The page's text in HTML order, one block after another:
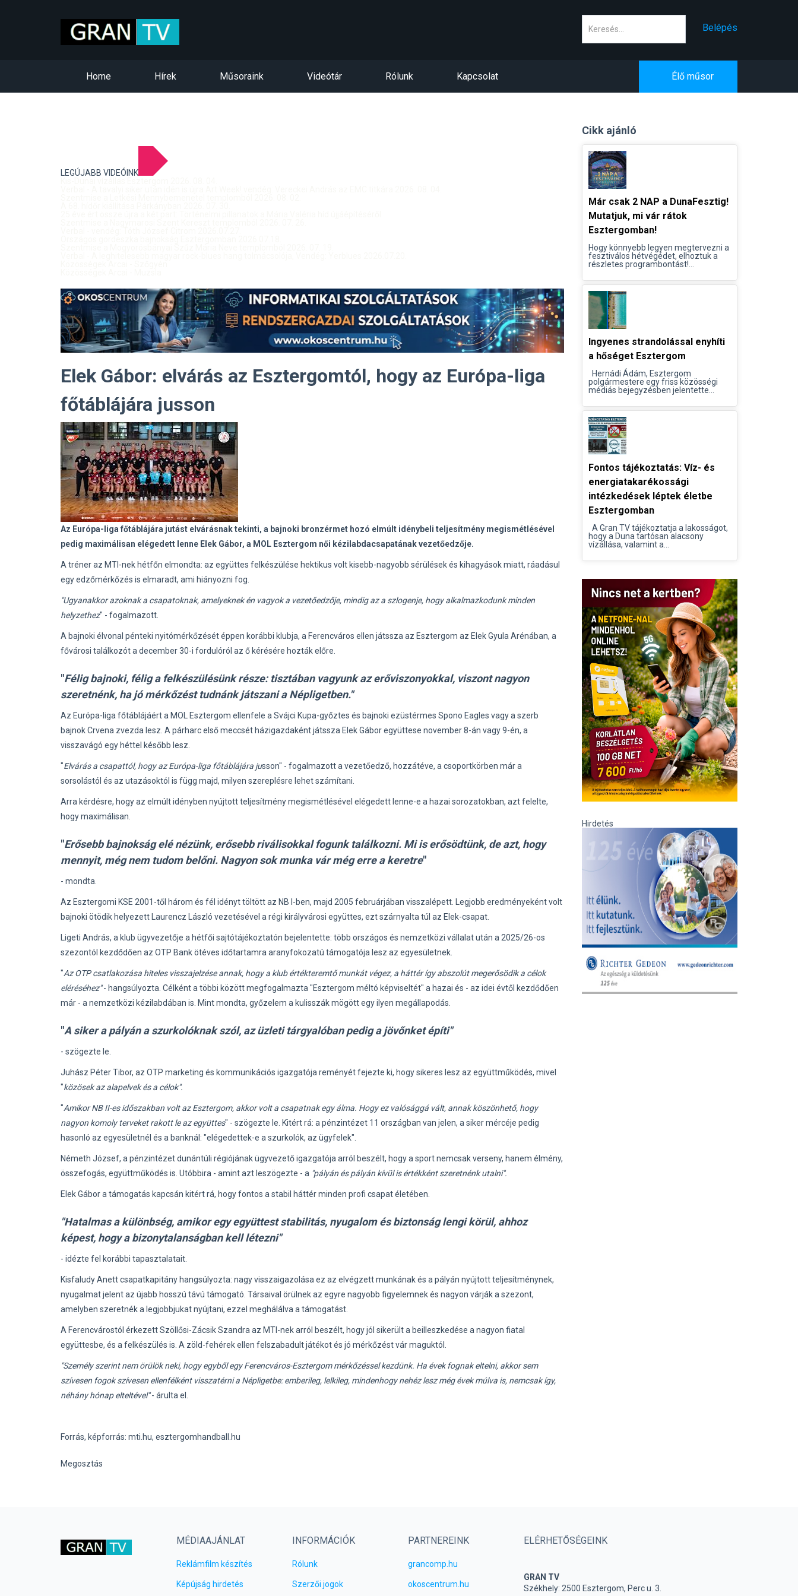
Belépés
Home Hírek Műsoraink Videótár Rólunk Kapcsolat Élő műsor
LEGÚJABB VIDEÓINK
Elek Gábor: elvárás az Esztergomtól, hogy az Európa-liga
főtáblájára jusson
Az Európa-liga főtáblájára jutást elvárásnak tekinti, a bajnoki bronzérmet hozó elmúlt idénybeli teljesítmény megismétlésével
pedig maximálisan elégedett lenne Elek Gábor, a MOL Esztergom női kézilabdacsapatának vezetőedzője.
A tréner az MTI-nek hétfőn elmondta: az együttes felkészülése hektikus volt kisebb-nagyobb sérülések és kihagyások miatt, ráadásul
egy edzőmérkőzés is elmaradt, ami hiányozni fog.
"Ugyanakkor azoknak a csapatoknak, amelyeknek én vagyok a vezetőedzője, mindig az a szlogenje, hogy alkalmazkodunk minden
helyzethez" - fogalmazott.
A bajnoki élvonal pénteki nyitómérkőzését éppen korábbi klubja, a Ferencváros ellen játssza az Esztergom az Elek Gyula Arénában, a
fővárosi találkozót a december 30-i fordulóról az ő kérésére hozták előre.
"Félig bajnoki, félig a felkészülésünk része: tisztában vagyunk az erőviszonyokkal, viszont nagyon
szeretnénk, ha jó mérkőzést tudnánk játszani a Népligetben."
Az Európa-liga főtáblájáért a MOL Esztergom ellenfele a Svájci Kupa-győztes és bajnoki ezüstérmes Spono Eagles vagy a szerb
bajnok Crvena zvezda lesz. A párharc első meccsét házigazdaként játssza Elek Gábor együttese november 8-án vagy 9-én, a
visszavágó egy héttel később lesz.
"Elvárás a csapattól, hogy az Európa-liga főtáblájára jusson" - fogalmazott a vezetőedző, hozzátéve, a csoportkörben már a
sorsolástól és az utazásoktól is függ majd, milyen szereplésre lehet számítani.
Arra kérdésre, hogy az elmúlt idényben nyújtott teljesítmény megismétlésével elégedett lenne-e a hazai sorozatokban, azt felelte,
hogy maximálisan.
"Erősebb bajnokság elé nézünk, erősebb riválisokkal fogunk találkozni. Mi is erősödtünk, de azt, hogy
mennyit, még nem tudom belőni. Nagyon sok munka vár még erre a keretre"
- mondta.
Az Esztergomi KSE 2001-től három és fél idényt töltött az NB I-ben, majd 2005 februárjában visszalépett. Legjobb eredményeként volt
bajnoki ötödik helyezett Laurencz László vezetésével a régi királyvárosi együttes, ezt szárnyalta túl az Elek-csapat.
Ligeti András, a klub ügyvezetője a hétfői sajtótájékoztatón bejelentette: több országos és nemzetközi vállalat után a 2025/26-os
szezontól kezdődően az OTP Bank ötéves időtartamra aranyfokozatú támogatója lesz az egyesületnek.
"Az OTP csatlakozása hiteles visszajelzése annak, hogy a klub értékteremtő munkát végez, a háttér így abszolút megerősödik a célok
eléréséhez"- hangsúlyozta. Célként a többi között megfogalmazta "Esztergom méltó képviseltét" a hazai és - az idei évtől kezdődően
már - a nemzetközi kézilabdában is. Mint mondta, győzelem a kulisszák mögött egy ilyen megállapodás.
"A siker a pályán a szurkolóknak szól, az üzleti tárgyalóban pedig a jövőnket építi"
- szögezte le.
Juhász Péter Tibor, az OTP marketing és kommunikációs igazgatója reményét fejezte ki, hogy sikeres lesz az együttműködés, mivel
"közösek az alapelvek és a célok".
"Amikor NB II-es időszakban volt az Esztergom, akkor volt a csapatnak egy álma. Hogy ez valósággá vált, annak köszönhető, hogy
nagyon komoly terveket rakott le az együttes" - szögezte le. Kitért rá: a pénzintézet 11 országban van jelen, a siker mércéje pedig
hasonló az egyesületnél és a banknál: "elégedettek-e a szurkolók, az ügyfelek".
Németh József, a pénzintézet dunántúli régiójának ügyvezető igazgatója arról beszélt, hogy a sport nemcsak verseny, hanem élmény,
összefogás, együttműködés is. Utóbbira - amint azt leszögezte - a "pályán és pályán kívül is értékként szeretnénk utalni".
Elek Gábor a támogatás kapcsán kitért rá, hogy fontos a stabil háttér minden profi csapat életében.
"Hatalmas a különbség, amikor egy együttest stabilitás, nyugalom és biztonság lengi körül, ahhoz
képest, hogy a bizonytalanságban kell létezni"
- idézte fel korábbi tapasztalatait.
Kisfaludy Anett csapatkapitány hangsúlyozta: nagy visszaigazolása ez az elvégzett munkának és a pályán nyújtott teljesítménynek,
nyugalmat jelent az újabb hosszú távú támogató. Társaival örülnek az egyre nagyobb figyelemnek és nagyon várják a szezont,
amelyben szeretnék a legjobbjukat nyújtani, ezzel meghálálva a támogatást.
A Ferencvárostól érkezett Szöllősi-Zácsik Szandra az MTI-nek arról beszélt, hogy jól sikerült a beilleszkedése a nagyon fiatal
együttesbe, és a felkészülés is. A zöld-fehérek ellen felszabadult játékot és jó mérkőzést vár maguktól.
"Személy szerint nem örülök neki, hogy egyből egy Ferencváros-Esztergom mérkőzéssel kezdünk. Ha évek fognak eltelni, akkor sem
szívesen fogok szívesen ellenfélként visszatérni a Népligetbe: emberileg, lelkileg, mindenhogy nehéz lesz még évek múlva is, nemcsak így,
néhány hónap elteltével"- árulta el.
Forrás, képforrás: mti.hu, esztergomhandball.hu
Megosztás
Cikk ajánló
Már csak 2 NAP a DunaFesztig!
Mutatjuk, mi vár rátok
Esztergomban!
Hogy könnyebb legyen megtervezni a
fesztiválos hétvégédet, elhoztuk a
részletes programbontást!...
Ingyenes strandolással enyhíti
a hőséget Esztergom
Hernádi Ádám, Esztergom
polgármestere egy friss közösségi
médiás bejegyzésben jelentette...
Fontos tájékoztatás: Víz- és
energiatakarékossági
intézkedések léptek életbe
Esztergomban
A Gran TV tájékoztatja a lakosságot,
hogy a Duna tartósan alacsony
vízállása, valamint a...
Hirdetés
MÉDIAAJÁNLAT
Reklámfilm készítés
Képújság hirdetés
INFORMÁCIÓK
Rólunk
Szerzői jogok
PARTNEREINK
grancomp.hu
okoscentrum.hu
ELÉRHETŐSÉGEINK
GRAN TV
Székhely: 2500 Esztergom, Perc u. 3.